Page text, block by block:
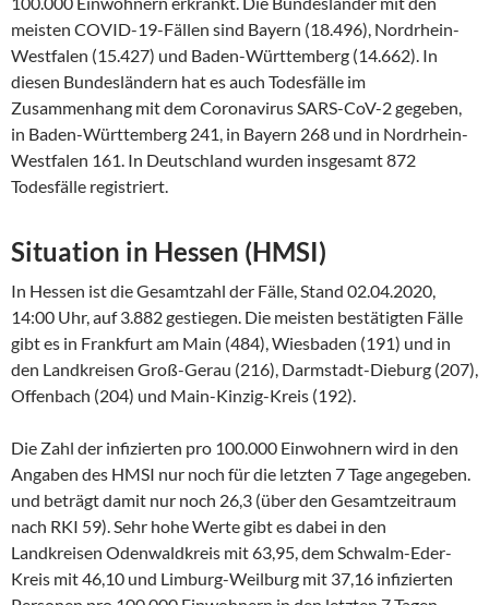
meisten COVID-19-Fällen sind Bayern (18.496), Nordrhein-
Westfalen (15.427) und Baden-Württemberg (14.662). In
diesen Bundesländern hat es auch Todesfälle im
Zusammenhang mit dem Coronavirus SARS-CoV-2 gegeben,
in Baden-Württemberg 241, in Bayern 268 und in Nordrhein-
Westfalen 161. In Deutschland wurden insgesamt 872
Todesfälle registriert.
Situation in Hessen (HMSI)
In Hessen ist die Gesamtzahl der Fälle, Stand 02.04.2020,
14:00 Uhr, auf 3.882 gestiegen. Die meisten bestätigten Fälle
gibt es in Frankfurt am Main (484), Wiesbaden (191) und in
den Landkreisen Groß-Gerau (216), Darmstadt-Dieburg (207),
Offenbach (204) und Main-Kinzig-Kreis (192).
Die Zahl der infizierten pro 100.000 Einwohnern wird in den
Angaben des HMSI nur noch für die letzten 7 Tage angegeben.
und beträgt damit nur noch 26,3 (über den Gesamtzeitraum
nach RKI 59). Sehr hohe Werte gibt es dabei in den
Landkreisen Odenwaldkreis mit 63,95, dem Schwalm-Eder-
Kreis mit 46,10 und Limburg-Weilburg mit 37,16 infizierten